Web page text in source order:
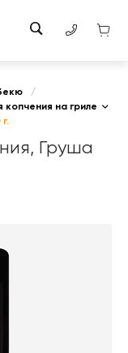
/
копчения на гриле
Груша